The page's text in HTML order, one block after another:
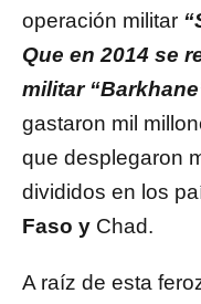
operación militar
Que en 2014 se
militar
gastaron mil
que desplegaron
divididos en los
Faso y Chad.
A raíz de esta